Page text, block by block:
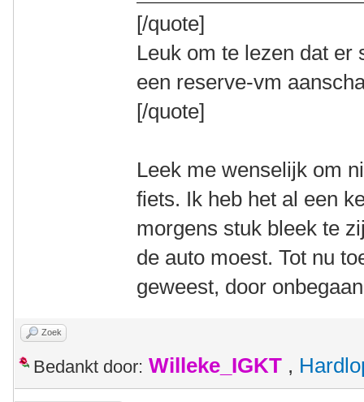
[/quote]
Leuk om te lezen dat er
een reserve-vm
[/quote]
Leek me wenselijk om
fiets. Ik heb het al een
morgens stuk bleek te
de auto moest. Tot nu
geweest, door
Zoek
Bedankt door: Willeke_IGKT ,